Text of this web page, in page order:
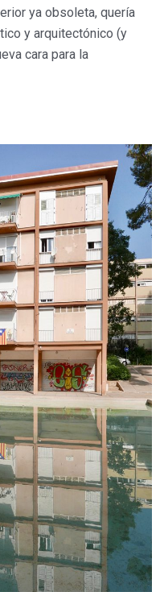
ya obsoleta, quería
y arquitectónico (y
cara para la